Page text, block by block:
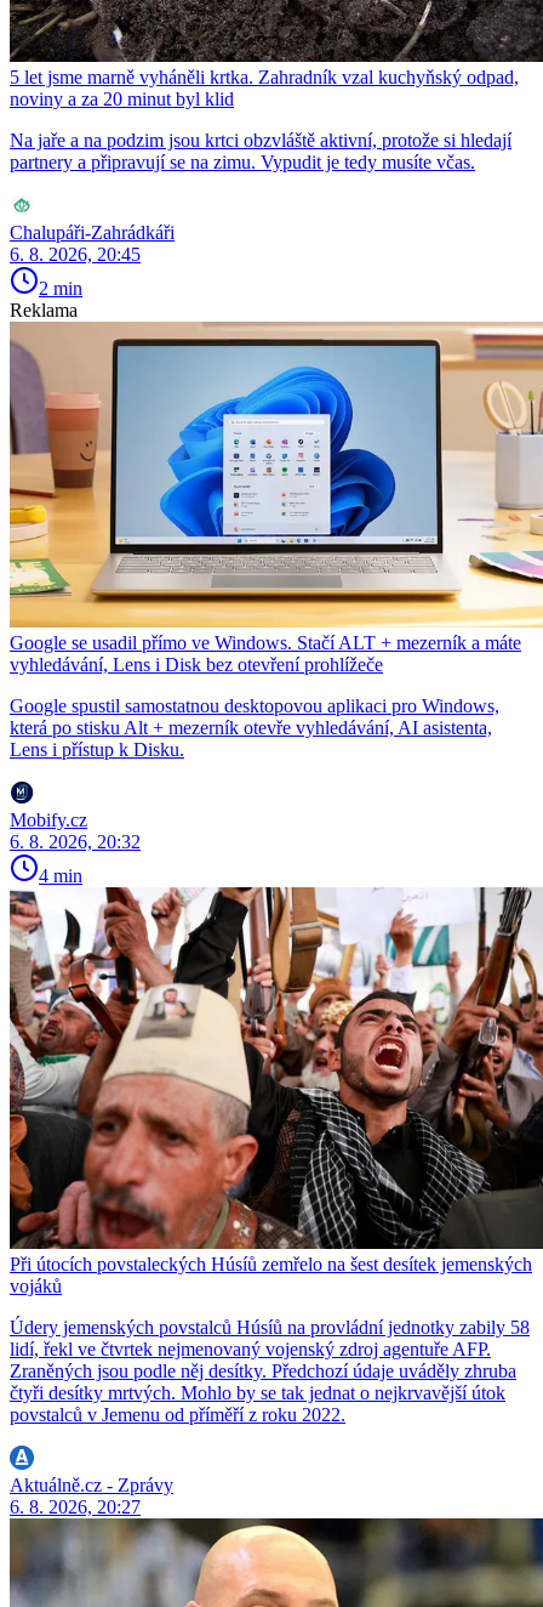
5 let jsme marně vyháněli krtka. Zahradník vzal kuchyňský odpad,
noviny a za 20 minut byl klid
Na jaře a na podzim jsou krtci obzvláště aktivní, protože si hledají
partnery a připravují se na zimu. Vypudit je tedy musíte včas.
Chalupáři-Zahrádkáři
6. 8. 2026, 20:45
2 min
Reklama
Google se usadil přímo ve Windows. Stačí ALT + mezerník a máte
vyhledávání, Lens i Disk bez otevření prohlížeče
Google spustil samostatnou desktopovou aplikaci pro Windows,
která po stisku Alt + mezerník otevře vyhledávání, AI asistenta,
Lens i přístup k Disku.
Mobify.cz
6. 8. 2026, 20:32
4 min
Při útocích povstaleckých Húsíů zemřelo na šest desítek jemenských
vojáků
Údery jemenských povstalců Húsíů na provládní jednotky zabily 58
lidí, řekl ve čtvrtek nejmenovaný vojenský zdroj agentuře AFP.
Zraněných jsou podle něj desítky. Předchozí údaje uváděly zhruba
čtyři desítky mrtvých. Mohlo by se tak jednat o nejkrvavější útok
povstalců v Jemenu od příměří z roku 2022.
Aktuálně.cz - Zprávy
6. 8. 2026, 20:27